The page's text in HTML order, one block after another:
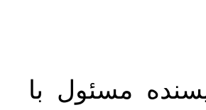
مسئول با